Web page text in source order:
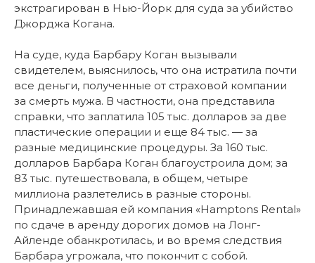
экстрагирован в Нью-Йорк для суда за убийство
Джорджа Когана.
На суде, куда Барбару Коган вызывали
свидетелем, выяснилось, что она истратила почти
все деньги, полученные от страховой компании
за смерть мужа. В частности, она представила
справки, что заплатила 105 тыс. долларов за две
пластические операции и еще 84 тыс. — за
разные медицинские процедуры. За 160 тыс.
долларов Барбара Коган благоустроила дом; за
83 тыс. путешествовала, в общем, четыре
миллиона разлетелись в разные стороны.
Принадлежавшая ей компания «Hamptons Rental»
по сдаче в аренду дорогих домов на Лонг-
Айленде обанкротилась, и во время следствия
Барбара угрожала, что покончит с собой.